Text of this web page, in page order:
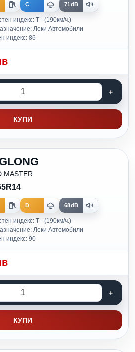
C 71dB
индекс: T - (190км/ч.)
Леки Автомобили
индекс: 86
КУПИ
MASTER
D 68dB
индекс: T - (190км/ч.)
Леки Автомобили
индекс: 90
КУПИ